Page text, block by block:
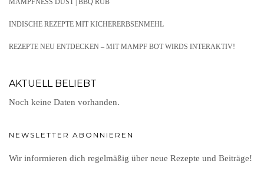
MAMPFNESS DUST | BBQ RUB
INDISCHE REZEPTE MIT KICHERERBSENMEHL
REZEPTE NEU ENTDECKEN – MIT MAMPF BOT WIRDS INTERAKTIV!
AKTUELL BELIEBT
Noch keine Daten vorhanden.
NEWSLETTER ABONNIEREN
Wir informieren dich regelmäßig über neue Rezepte und Beiträge!